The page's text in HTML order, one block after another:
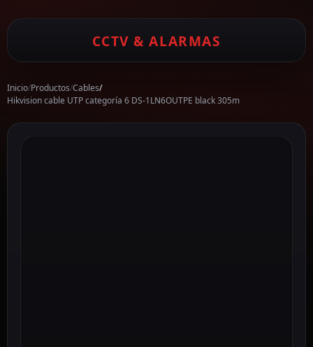
CCTV & ALARMAS
Inicio/Productos/Cables/
Hikvision cable UTP categoría 6 DS-1LN6OUTPE black 305m